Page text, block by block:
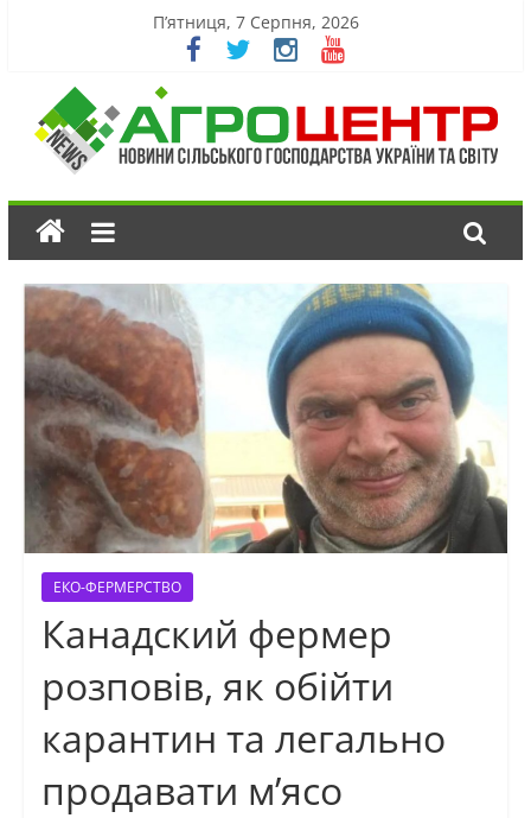
П’ятниця, 7 Серпня, 2026
ЕКО-ФЕРМЕРСТВО
Канадский фермер
розповів, як обійти
карантин та легально
продавати м’ясо